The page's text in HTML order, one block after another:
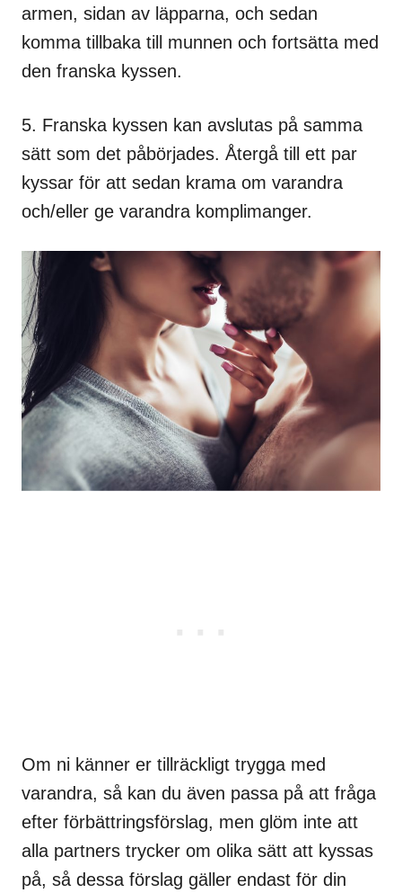
armen, sidan av läpparna, och sedan
komma tillbaka till munnen och fortsätta med
den franska kyssen.
5. Franska kyssen kan avslutas på samma
sätt som det påbörjades. Återgå till ett par
kyssar för att sedan krama om varandra
och/eller ge varandra komplimanger.
Om ni känner er tillräckligt trygga med
varandra, så kan du även passa på att fråga
efter förbättringsförslag, men glöm inte att
alla partners trycker om olika sätt att kyssas
på, så dessa förslag gäller endast för din